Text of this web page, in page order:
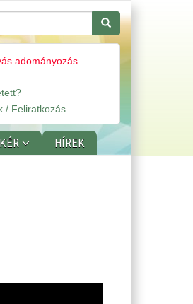
Keresés
adományozás
/ Feliratkozás
KÉR HÍREK